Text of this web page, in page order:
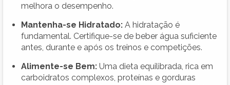
melhora o desempenho.
Mantenha-se Hidratado: A hidratação é
fundamental. Certifique-se de beber água suficiente
antes, durante e após os treinos e competições.
Alimente-se Bem: Uma dieta equilibrada, rica em
carboidratos complexos, proteínas e gorduras